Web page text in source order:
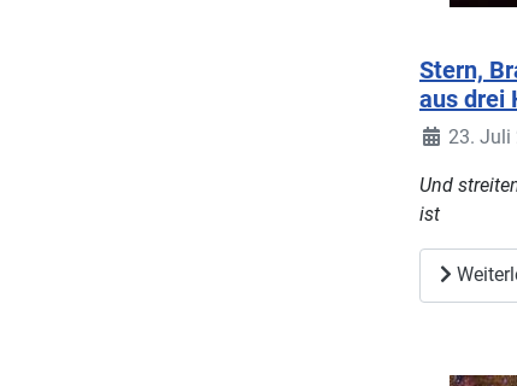
Stern,
aus drei
23. Juli
Und
ist